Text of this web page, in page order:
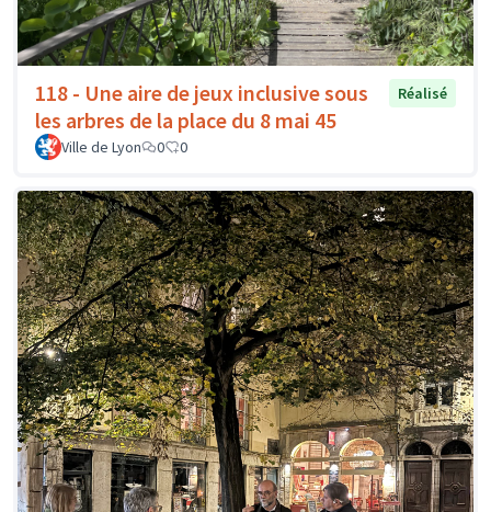
118 - Une aire de jeux inclusive sous
les arbres de la place du 8 mai 45
Réalisé
Ville de Lyon 0 0